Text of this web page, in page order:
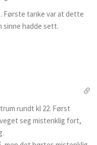
Første tanke var at dette
hadde sett.
rundt kl 22. Først
seg mistenklig fort,